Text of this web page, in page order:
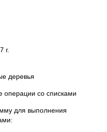
г.
со списками
для выполнения